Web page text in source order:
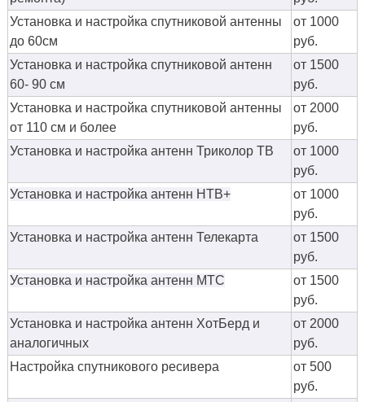
Установка и настройка спутниковой антенны
до 60см
от 1000
руб.
Установка и настройка спутниковой антенн
60- 90 см
от 1500
руб.
Установка и настройка спутниковой антенны
от 110 см и более
от 2000
руб.
Установка и настройка антенн Триколор ТВ
от 1000
руб.
Установка и настройка антенн НТВ+
от 1000
руб.
Установка и настройка антенн Телекарта
от 1500
руб.
Установка и настройка антенн МТС
от 1500
руб.
Установка и настройка антенн ХотБерд и
аналогичных
от 2000
руб.
Настройка спутникового ресивера
от 500
руб.